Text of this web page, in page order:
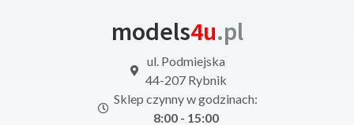
models4u.pl
ul. Podmiejska
44-207 Rybnik
Sklep czynny w godzinach:
8:00 - 15:00